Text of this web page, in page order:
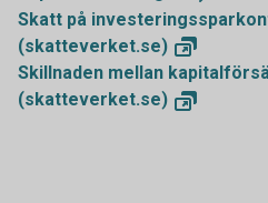
Skatt på
(skatteverket.se)
Skillnaden mellan
(skatteverket.se)